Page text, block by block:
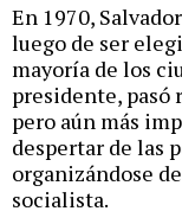
En 1970,
luego de ser
mayoría de los
presidente, pasó
pero aún más
despertar de las
organizándose
socialista.